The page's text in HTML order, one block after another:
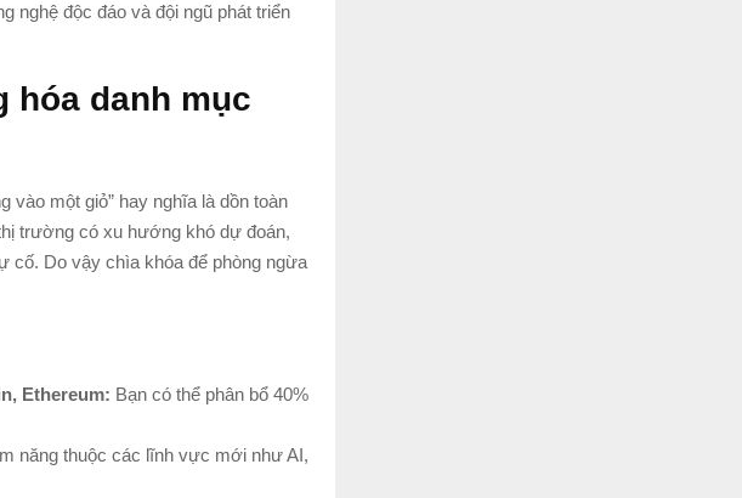
nghệ độc đáo và đội ngũ phát triển
hóa danh mục
vào một giỏ” hay nghĩa là dồn toàn
trường có xu hướng khó dự đoán,
cố. Do vậy chìa khóa để phòng ngừa
Ethereum: Bạn có thể phân bổ 40%
năng thuộc các lĩnh vực mới như AI,